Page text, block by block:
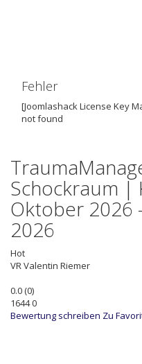
Fehler
[Joomlashack License Key
not found
Schockraum |
Oktober 2026
2026
Hot
VRValentin Riemer
0.0(0)
16440
Bewertung schreiben Zu